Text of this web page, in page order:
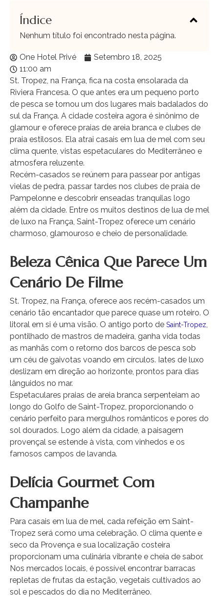
Índice
Nenhum título foi encontrado nesta página.
One Hotel Privé
Setembro 18, 2025
11:00 am
St. Tropez, na França, fica na costa ensolarada da
Riviera Francesa. O que antes era um pequeno porto
de pesca se tornou um dos lugares mais badalados do
sul da França. A cidade costeira agora é sinônimo de
glamour e oferece praias de areia branca e clubes de
praia estilosos. Ela atrai casais em lua de mel com seu
clima quente, vistas espetaculares do Mediterrâneo e
atmosfera reluzente.
Recém-casados ​​se reúnem para passear por antigas
vielas de pedra, passar tardes nos clubes de praia de
Pampelonne e descobrir enseadas tranquilas logo
além da cidade. Entre os muitos destinos de lua de mel
de luxo na França, Saint-Tropez oferece um cenário
charmoso, glamouroso e cheio de personalidade.
Beleza Cênica Que Parece Um
Cenário De Filme
St. Tropez, na França, oferece aos recém-casados ​​um
cenário tão encantador que parece quase um roteiro. O
litoral em si é uma visão. O antigo porto de Saint-Tropez,
pontilhado de mastros de madeira, ganha vida todas
as manhãs com o retorno dos barcos de pesca sob
um céu de gaivotas voando em círculos. Iates de luxo
deslizam em direção ao horizonte, prontos para dias
lânguidos no mar.
Espetaculares praias de areia branca serpenteiam ao
longo do Golfo de Saint-Tropez, proporcionando o
cenário perfeito para mergulhos românticos e pores do
sol dourados. Logo além da cidade, a paisagem
provençal se estende à vista, com vinhedos e os
famosos campos de lavanda.
Delícia Gourmet Com
Champanhe
Para casais em lua de mel, cada refeição em Saint-
Tropez será como uma celebração. O clima quente e
seco da Provença e sua localização costeira
proporcionam uma culinária vibrante e cheia de sabor.
Nos mercados locais, é possível encontrar barracas
repletas de frutas da estação, vegetais cultivados ao
sol e pescados do dia no Mediterrâneo.